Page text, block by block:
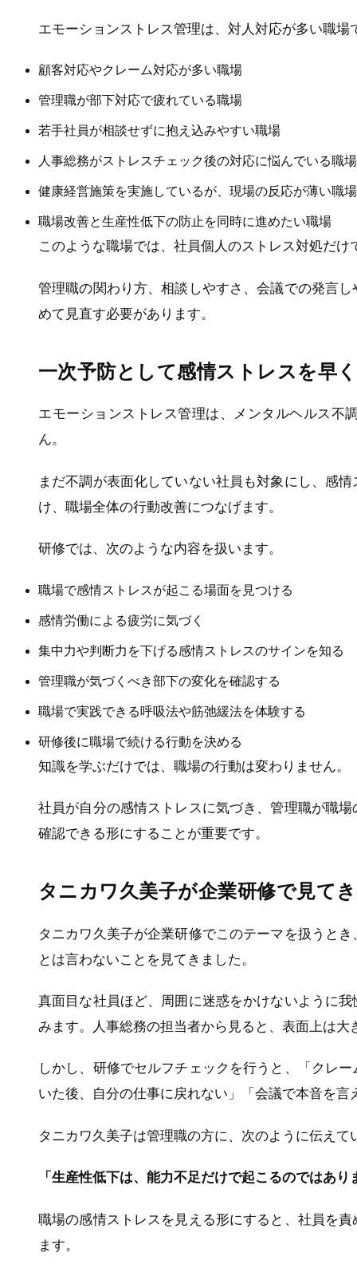
エモーションストレス管理は、対人対応が多い職場
顧客対応やクレーム対応が多い職場
管理職が部下対応で疲れている職場
若手社員が相談せずに抱え込みやすい職場
人事総務がストレスチェック後の対応に悩んでいる職場
健康経営施策を実施しているが、現場の反応が薄い職場
職場改善と生産性低下の防止を同時に進めたい職場
このような職場では、社員個人のストレス対処だけ
管理職の関わり方、相談しやすさ、会議での発言
めて見直す必要があります。
一次予防として感情ストレスを早
エモーションストレス管理は、メンタルヘルス不
ん。
まだ不調が表面化していない社員も対象にし、感
け、職場全体の行動改善につなげます。
研修では、次のような内容を扱います。
職場で感情ストレスが起こる場面を見つける
感情労働による疲労に気づく
集中力や判断力を下げる感情ストレスのサインを知る
管理職が気づくべき部下の変化を確認する
職場で実践できる呼吸法や筋弛緩法を体験する
研修後に職場で続ける行動を決める
知識を学ぶだけでは、職場の行動は変わりません。
社員が自分の感情ストレスに気づき、管理職が職
確認できる形にすることが重要です。
タニカワ久美子が企業研修で見て
タニカワ久美子が企業研修でこのテーマを扱うと
とは言わないことを見てきました。
真面目な社員ほど、周囲に迷惑をかけないように
みます。人事総務の担当者から見ると、表面上は
しかし、研修でセルフチェックを行うと、「クレ
いた後、自分の仕事に戻れない」「会議で本音を
タニカワ久美子は管理職の方に、次のように伝えて
「生産性低下は、能力不足だけで起こるのではあ
職場の感情ストレスを見える形にすると、社員を
ます。